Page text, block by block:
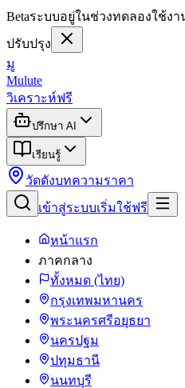
Betaระบบอยู่ในช่วงทดลองใช้ง
ปรับปรุง
มู
Mulute
วิเคราะห์ฟรี
ปรึกษา AI
เรียนรู้
วัดดังบทความราคา
เข้าสู่ระบบเริ่มใช้ฟรี
หน้าแรก
ภาคกลาง
ทั้งหมด (ไทย)
กรุงเทพมหานคร
พระนครศรีอยุธยา
นครปฐม
ปทุมธานี
นนทบุรี